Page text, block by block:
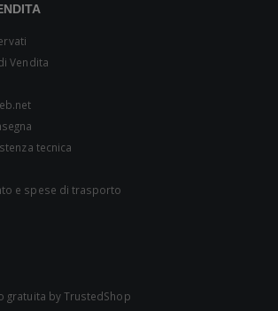
Vendita
tecnica
e spese di trasporto
gratuita by TrustedShop